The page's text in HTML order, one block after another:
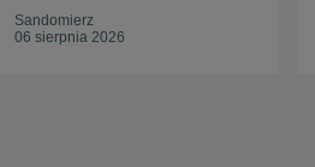
Sandomierz
06 sierpnia 2026